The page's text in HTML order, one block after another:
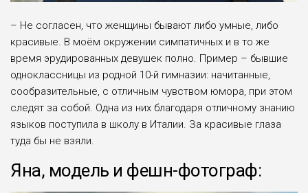
– Не согласен, что женщины бывают либо умные, либо
красивые. В моём окружении симпатичных и в то же
время эрудированных девушек полно. Пример – бывшие
одноклассницы из родной 10-й гимназии: начитанные,
сообразительные, с отличным чувством юмора, при этом
следят за собой. Одна из них благодаря отличному знанию
языков поступила в школу в Италии. За красивые глаза
туда бы не взяли.
Яна, модель и фешн-фотограф: